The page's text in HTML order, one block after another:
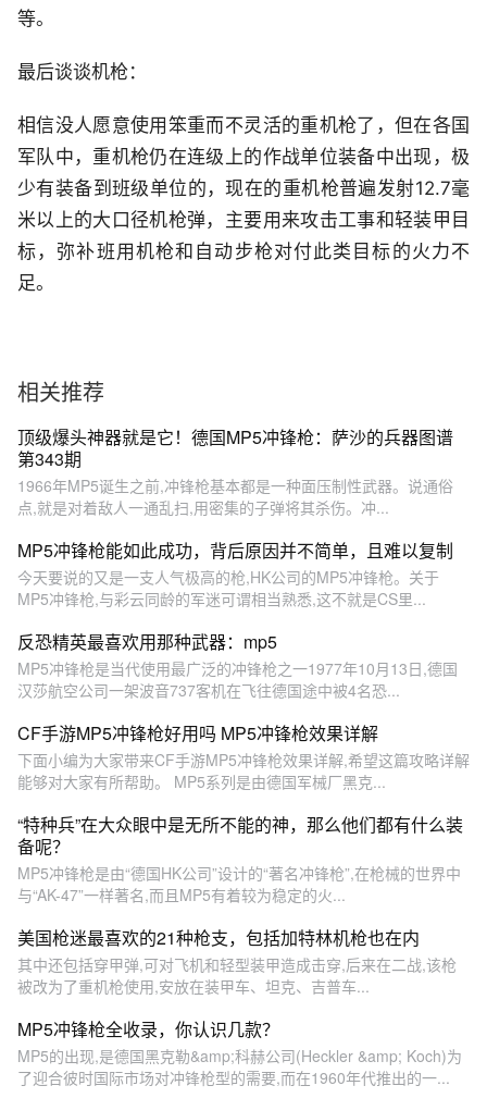
等。
最后谈谈机枪：
相信没人愿意使用笨重而不灵活的重机枪了，但在各国
军队中，重机枪仍在连级上的作战单位装备中出现，极
少有装备到班级单位的，现在的重机枪普遍发射12.7毫
米以上的大口径机枪弹，主要用来攻击工事和轻装甲目
标，弥补班用机枪和自动步枪对付此类目标的火力不
足。
相关推荐
顶级爆头神器就是它！德国MP5冲锋枪：萨沙的兵器图谱
第343期
1966年MP5诞生之前,冲锋枪基本都是一种面压制性武器。说通俗
点,就是对着敌人一通乱扫,用密集的子弹将其杀伤。冲...
MP5冲锋枪能如此成功，背后原因并不简单，且难以复制
今天要说的又是一支人气极高的枪,HK公司的MP5冲锋枪。关于
MP5冲锋枪,与彩云同龄的军迷可谓相当熟悉,这不就是CS里...
反恐精英最喜欢用那种武器：mp5
MP5冲锋枪是当代使用最广泛的冲锋枪之一1977年10月13日,德国
汉莎航空公司一架波音737客机在飞往德国途中被4名恐...
CF手游MP5冲锋枪好用吗 MP5冲锋枪效果详解
下面小编为大家带来CF手游MP5冲锋枪效果详解,希望这篇攻略详解
能够对大家有所帮助。 MP5系列是由德国军械厂黑克...
“特种兵”在大众眼中是无所不能的神，那么他们都有什么装
备呢？
MP5冲锋枪是由“德国HK公司”设计的“著名冲锋枪”,在枪械的世界中
与“AK-47”一样著名,而且MP5有着较为稳定的火...
美国枪迷最喜欢的21种枪支，包括加特林机枪也在内
其中还包括穿甲弹,可对飞机和轻型装甲造成击穿,后来在二战,该枪
被改为了重机枪使用,安放在装甲车、坦克、吉普车...
MP5冲锋枪全收录，你认识几款？
MP5的出现,是德国黑克勒&amp;科赫公司(Heckler &amp; Koch)为
了迎合彼时国际市场对冲锋枪型的需要,而在1960年代推出的一...